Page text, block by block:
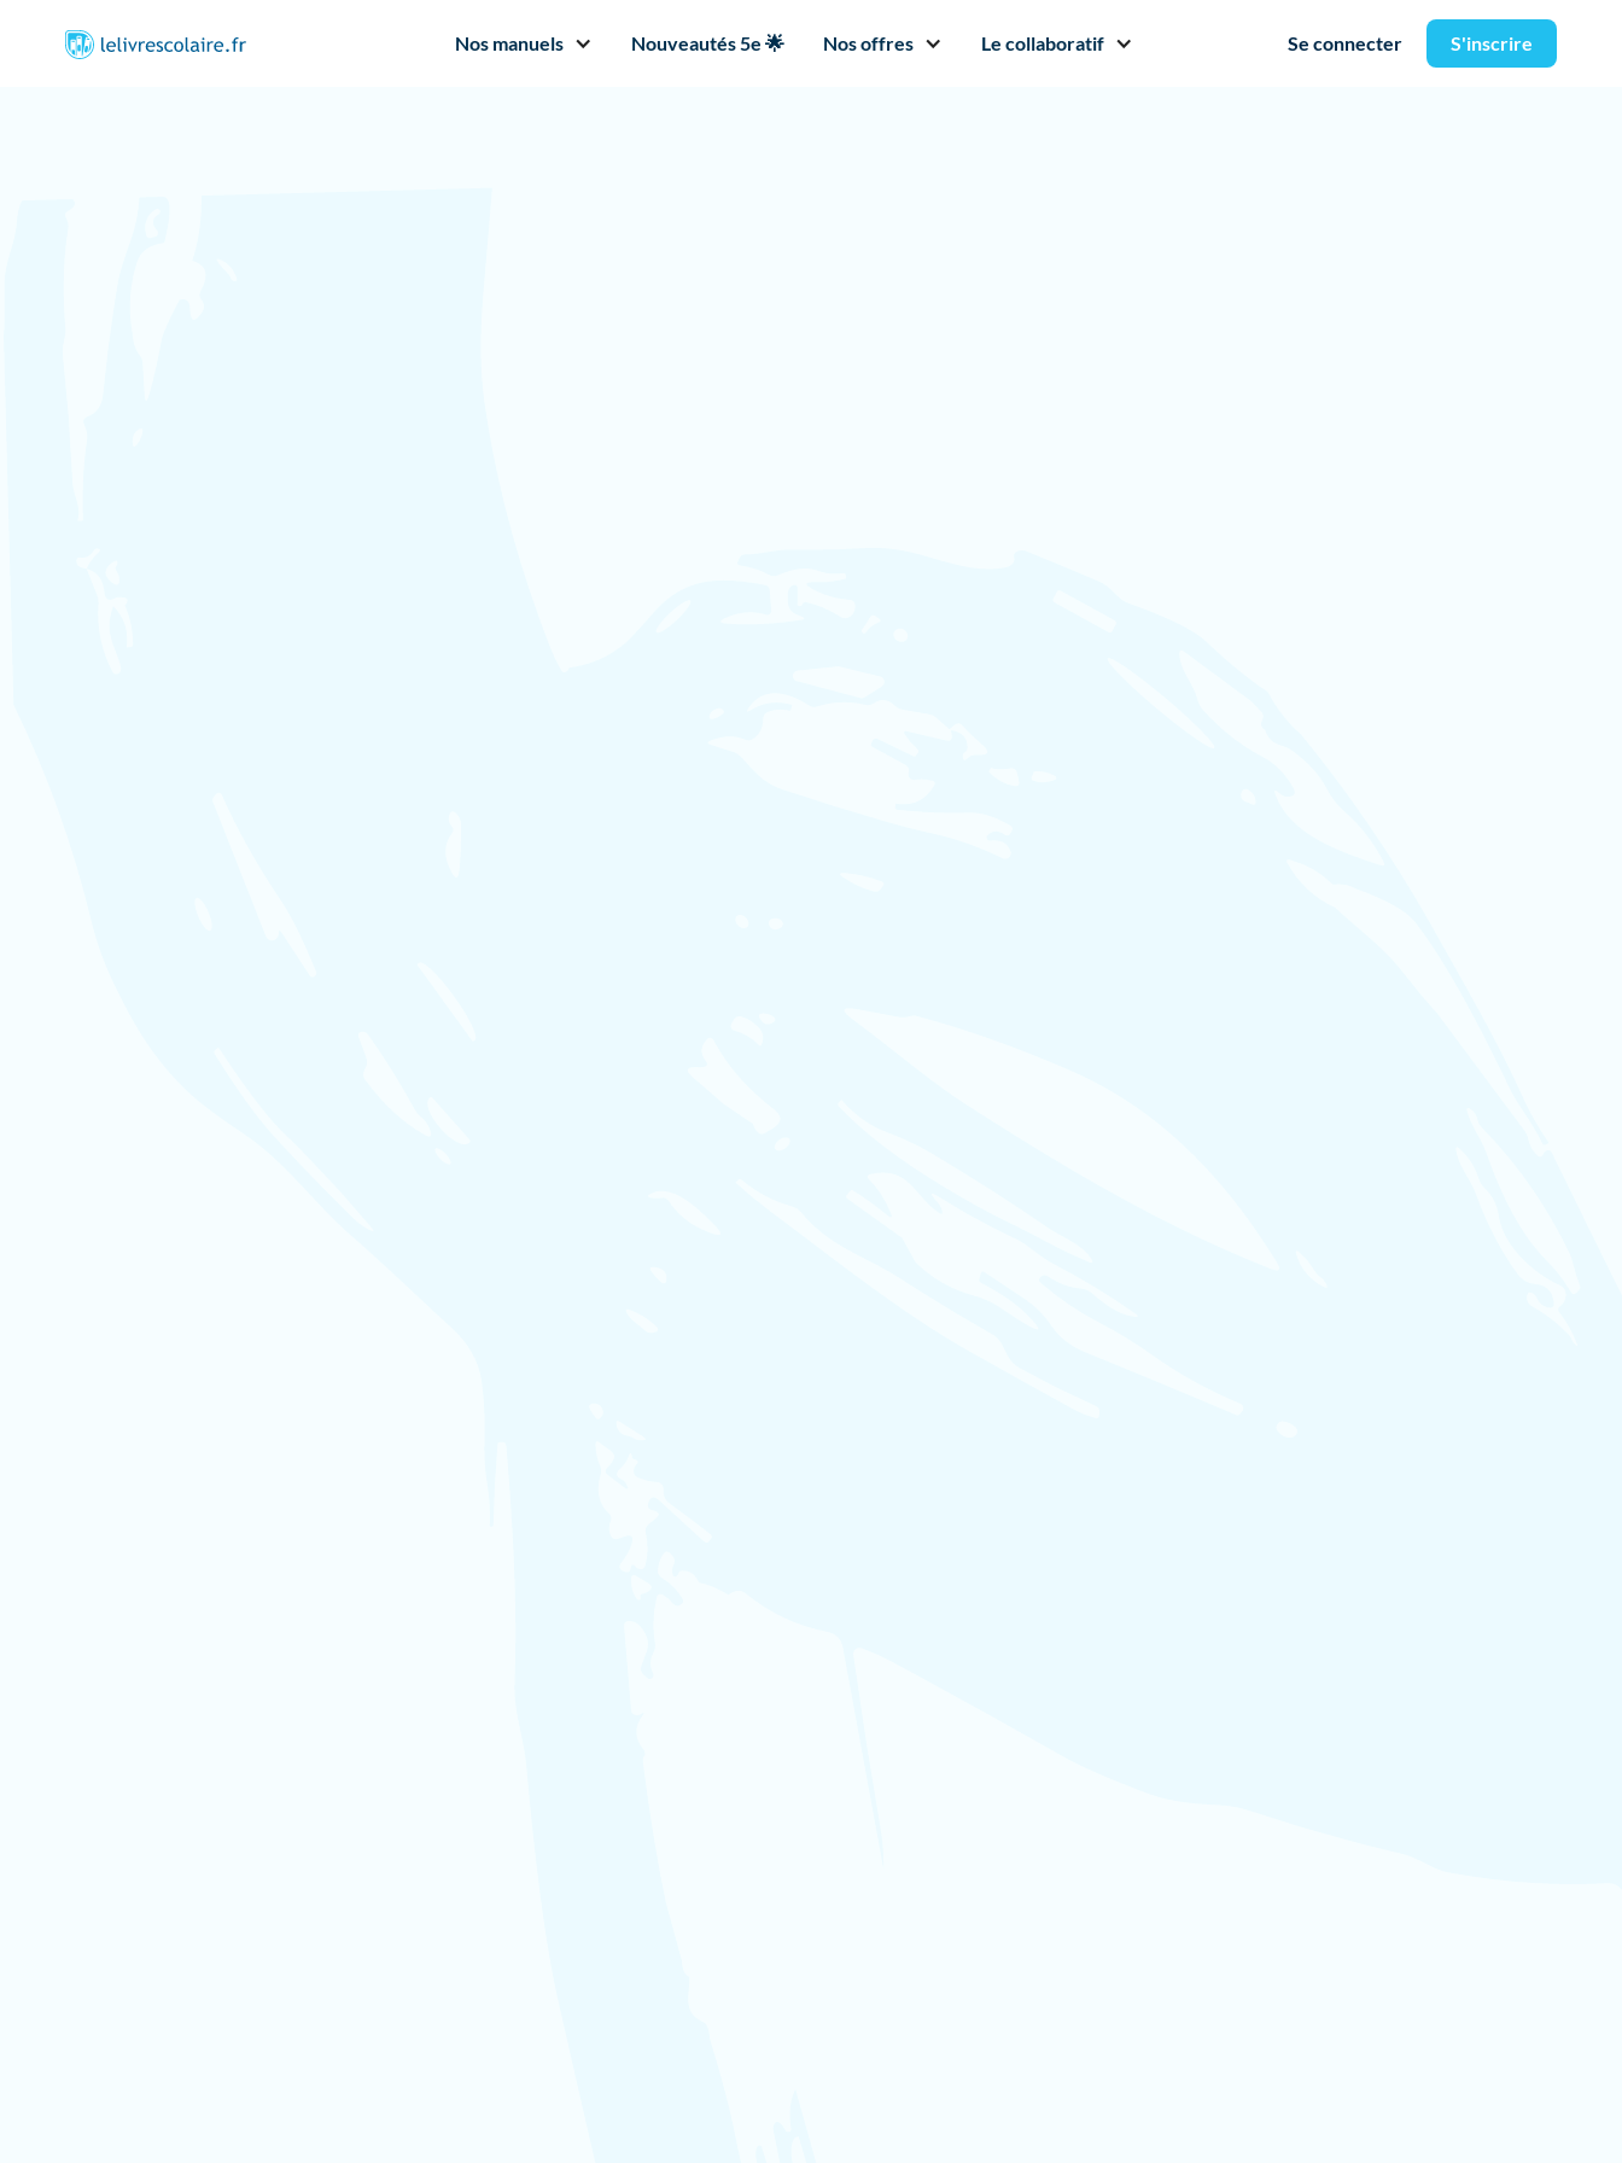
Nos manuels Nouveautés 5e 🌟 Nos offres Le collaboratif Se connecter S'inscrire